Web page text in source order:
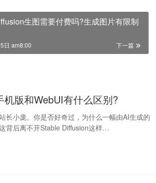
生图需要付费吗?生成图片有限制
下一篇
日 am8:00
版和WebUI有什么区别?
长小庞。你是否好奇过，为什么一幅由AI生成的
背后离不开Stable Diffusion这样…